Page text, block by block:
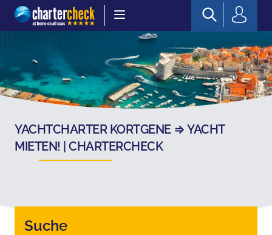
Chartercheck
YACHTCHARTER KORTGENE ⇒ YACHT
MIETEN! | CHARTERCHECK
Suche